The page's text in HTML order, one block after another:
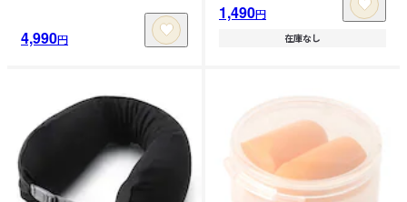
4,990円
1,490円
在庫なし